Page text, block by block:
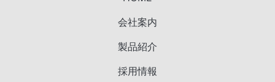
会社案内
製品紹介
採用情報